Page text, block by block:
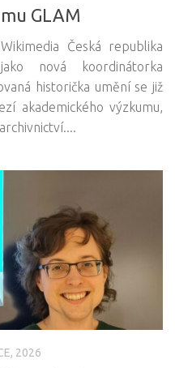
GLAM
Česká republika
nová koordinátorka
historička umění se již
akademického výzkumu,
2026